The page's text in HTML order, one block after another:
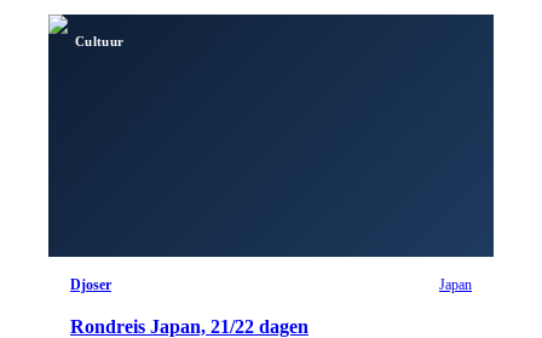
Cultuur
Djoser Japan
Rondreis Japan, 21/22 dagen